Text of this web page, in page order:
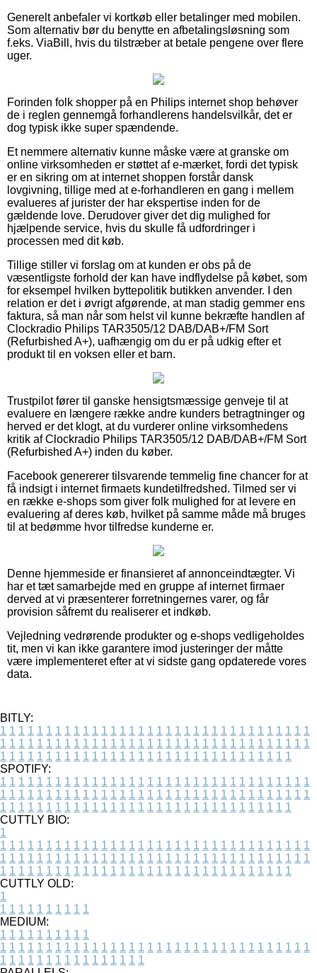
Generelt anbefaler vi kortkøb eller betalinger med mobilen.
Som alternativ bør du benytte en afbetalingsløsning som
f.eks. ViaBill, hvis du tilstræber at betale pengene over flere
uger.
Forinden folk shopper på en Philips internet shop behøver
de i reglen gennemgå forhandlerens handelsvilkår, det er
dog typisk ikke super spændende.
Et nemmere alternativ kunne måske være at granske om
online virksomheden er støttet af e-mærket, fordi det typisk
er en sikring om at internet shoppen forstår dansk
lovgivning, tillige med at e-forhandleren en gang i mellem
evalueres af jurister der har ekspertise inden for de
gældende love. Derudover giver det dig mulighed for
hjælpende service, hvis du skulle få udfordringer i
processen med dit køb.
Tillige stiller vi forslag om at kunden er obs på de
væsentligste forhold der kan have indflydelse på købet, som
for eksempel hvilken byttepolitik butikken anvender. I den
relation er det i øvrigt afgørende, at man stadig gemmer ens
faktura, så man når som helst vil kunne bekræfte handlen af
Clockradio Philips TAR3505/12 DAB/DAB+/FM Sort
(Refurbished A+), uafhængig om du er på udkig efter et
produkt til en voksen eller et barn.
Trustpilot fører til ganske hensigtsmæssige genveje til at
evaluere en længere række andre kunders betragtninger og
herved er det klogt, at du vurderer online virksomhedens
kritik af Clockradio Philips TAR3505/12 DAB/DAB+/FM Sort
(Refurbished A+) inden du køber.
Facebook genererer tilsvarende temmelig fine chancer for at
få indsigt i internet firmaets kundetilfredshed. Tilmed ser vi
en række e-shops som giver folk mulighed for at levere en
evaluering af deres køb, hvilket på samme måde må bruges
til at bedømme hvor tilfredse kunderne er.
Denne hjemmeside er finansieret af annonceindtægter. Vi
har et tæt samarbejde med en gruppe af internet firmaer
derved at vi præsenterer forretningernes varer, og får
provision såfremt du realiserer et indkøb.
Vejledning vedrørende produkter og e-shops vedligeholdes
tit, men vi kan ikke garantere imod justeringer der måtte
være implementeret efter at vi sidste gang opdaterede vores
data.
BITLY:
1 1 1 1 1 1 1 1 1 1 1 1 1 1 1 1 1 1 1 1 1 1 1 1 1 1 1 1 1 1 1 1 1 1
1 1 1 1 1 1 1 1 1 1 1 1 1 1 1 1 1 1 1 1 1 1 1 1 1 1 1 1 1 1 1 1 1 1
1 1 1 1 1 1 1 1 1 1 1 1 1 1 1 1 1 1 1 1 1 1 1 1 1 1 1 1 1 1 1 1
SPOTIFY:
1 1 1 1 1 1 1 1 1 1 1 1 1 1 1 1 1 1 1 1 1 1 1 1 1 1 1 1 1 1 1 1 1 1
1 1 1 1 1 1 1 1 1 1 1 1 1 1 1 1 1 1 1 1 1 1 1 1 1 1 1 1 1 1 1 1 1 1
1 1 1 1 1 1 1 1 1 1 1 1 1 1 1 1 1 1 1 1 1 1 1 1 1 1 1 1 1 1 1 1
CUTTLY BIO:
1
1 1 1 1 1 1 1 1 1 1 1 1 1 1 1 1 1 1 1 1 1 1 1 1 1 1 1 1 1 1 1 1 1 1
1 1 1 1 1 1 1 1 1 1 1 1 1 1 1 1 1 1 1 1 1 1 1 1 1 1 1 1 1 1 1 1 1 1
1 1 1 1 1 1 1 1 1 1 1 1 1 1 1 1 1 1 1 1 1 1 1 1 1 1 1 1 1 1 1 1
CUTTLY OLD:
1
1 1 1 1 1 1 1 1 1 1
MEDIUM:
1 1 1 1 1 1 1 1 1 1
1 1 1 1 1 1 1 1 1 1 1 1 1 1 1 1 1 1 1 1 1 1 1 1 1 1 1 1 1 1 1 1 1 1
1 1 1 1 1 1 1 1 1 1 1 1 1 1 1 1